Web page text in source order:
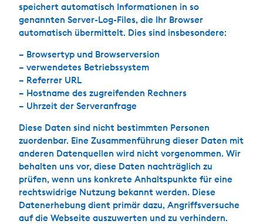
speichert automatisch Informationen in so
genannten Server-Log-Files, die Ihr Browser
automatisch übermittelt. Dies sind insbesondere:
– Browsertyp und Browserversion
– verwendetes Betriebssystem
– Referrer URL
– Hostname des zugreifenden Rechners
– Uhrzeit der Serveranfrage
Diese Daten sind nicht bestimmten Personen
zuordenbar. Eine Zusammenführung dieser Daten mit
anderen Datenquellen wird nicht vorgenommen. Wir
behalten uns vor, diese Daten nachträglich zu
prüfen, wenn uns konkrete Anhaltspunkte für eine
rechtswidrige Nutzung bekannt werden. Diese
Datenerhebung dient primär dazu, Angriffsversuche
auf die Webseite auszuwerten und zu verhindern.